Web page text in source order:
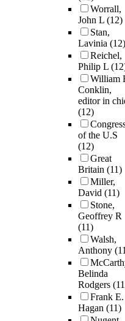
Worrall,
John L (12)
Stan,
Lavinia (12)
Reichel,
Philip L
William
Conklin,
editor in
(12)
of the U.S
(12)
Great
Britain (11)
Miller,
David (11)
Stone,
Geoffrey R
(11)
Walsh,
Anthony
Belinda
Rodgers
Frank E.
Hagan (11)